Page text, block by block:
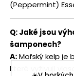
(Peppermint)
Q: Jaké jsou
šamponech?
A:Mořský kelp je
které vyživují